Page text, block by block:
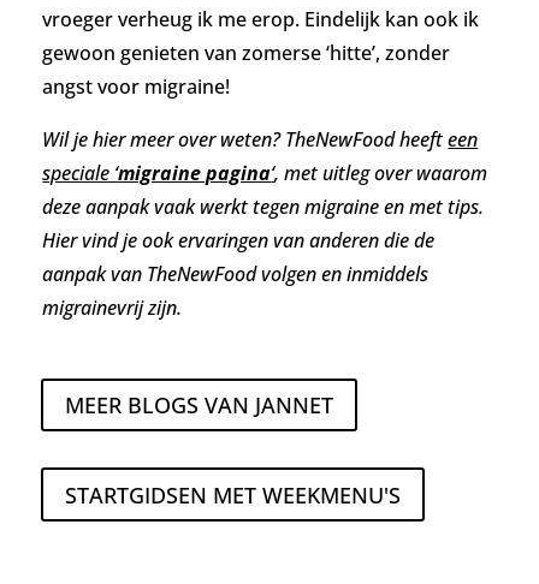
vroeger verheug ik me erop. Eindelijk kan ook ik
gewoon genieten van zomerse ‘hitte’, zonder
angst voor migraine!
Wil je hier meer over weten? TheNewFood heefteen
speciale ‘migraine pagina‘, met uitleg over waarom
deze aanpak vaak werkt tegen migraine en met tips.
Hier vind je ook ervaringen van anderen die de
aanpak van TheNewFood volgen en inmiddels
migrainevrij zijn.
MEER BLOGS VAN JANNET
STARTGIDSEN MET WEEKMENU'S